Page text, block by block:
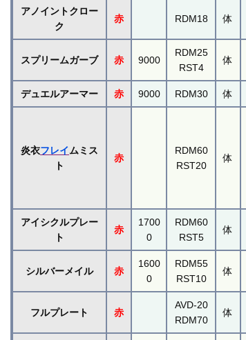
アノイントクロー
ク
赤 RDM18 体
スプリームガーブ 赤 9000
RDM25
RST4
体
デュエルアーマー 赤 9000 RDM30 体
炎衣フレイムミス
ト
赤
RDM60
RST20
体
アイシクルプレー
ト
赤
1700
0
RDM60
RST5
体
シルバーメイル 赤
1600
0
RDM55
RST10
体
フルプレート 赤
AVD-20
RDM70
体